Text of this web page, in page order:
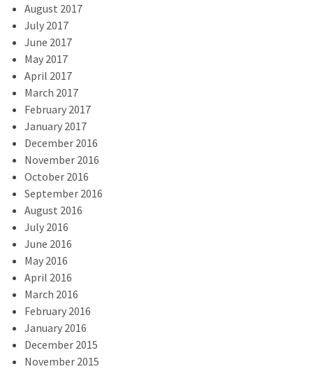
August 2017
July 2017
June 2017
May 2017
April 2017
March 2017
February 2017
January 2017
December 2016
November 2016
October 2016
September 2016
August 2016
July 2016
June 2016
May 2016
April 2016
March 2016
February 2016
January 2016
December 2015
November 2015